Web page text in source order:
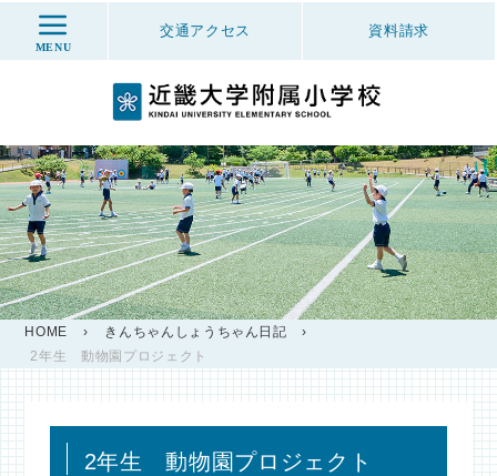
MENU
交通アクセス 資料請求
HOME › きんちゃんしょうちゃん日記
›
2年生 動物園プロジェクト
2年生 動物園プロジェクト